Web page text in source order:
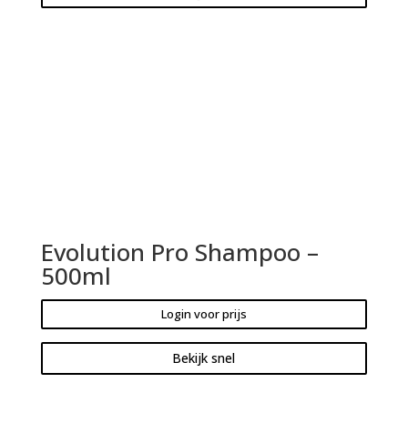
Evolution Pro Shampoo –
500ml
Login voor prijs
Bekijk snel